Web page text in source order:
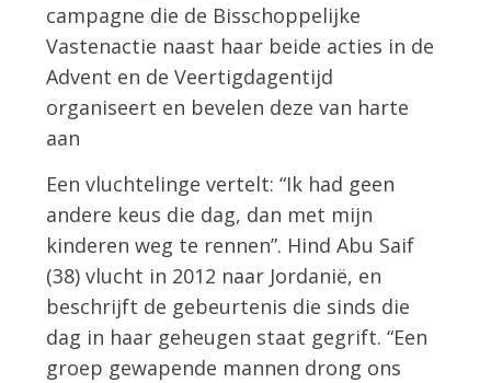
campagne die de Bisschoppelijke
Vastenactie naast haar beide acties in de
Advent en de Veertigdagentijd
organiseert en bevelen deze van harte
aan
Een vluchtelinge vertelt: “Ik had geen
andere keus die dag, dan met mijn
kinderen weg te rennen”. Hind Abu Saif
(38) vlucht in 2012 naar Jordanië, en
beschrijft de gebeurtenis die sinds die
dag in haar geheugen staat gegrift. “Een
groep gewapende mannen drong ons